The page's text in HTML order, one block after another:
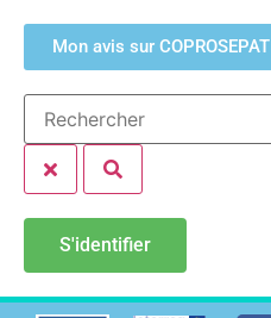
Mon avis sur COPROSEPAT
S'identifier